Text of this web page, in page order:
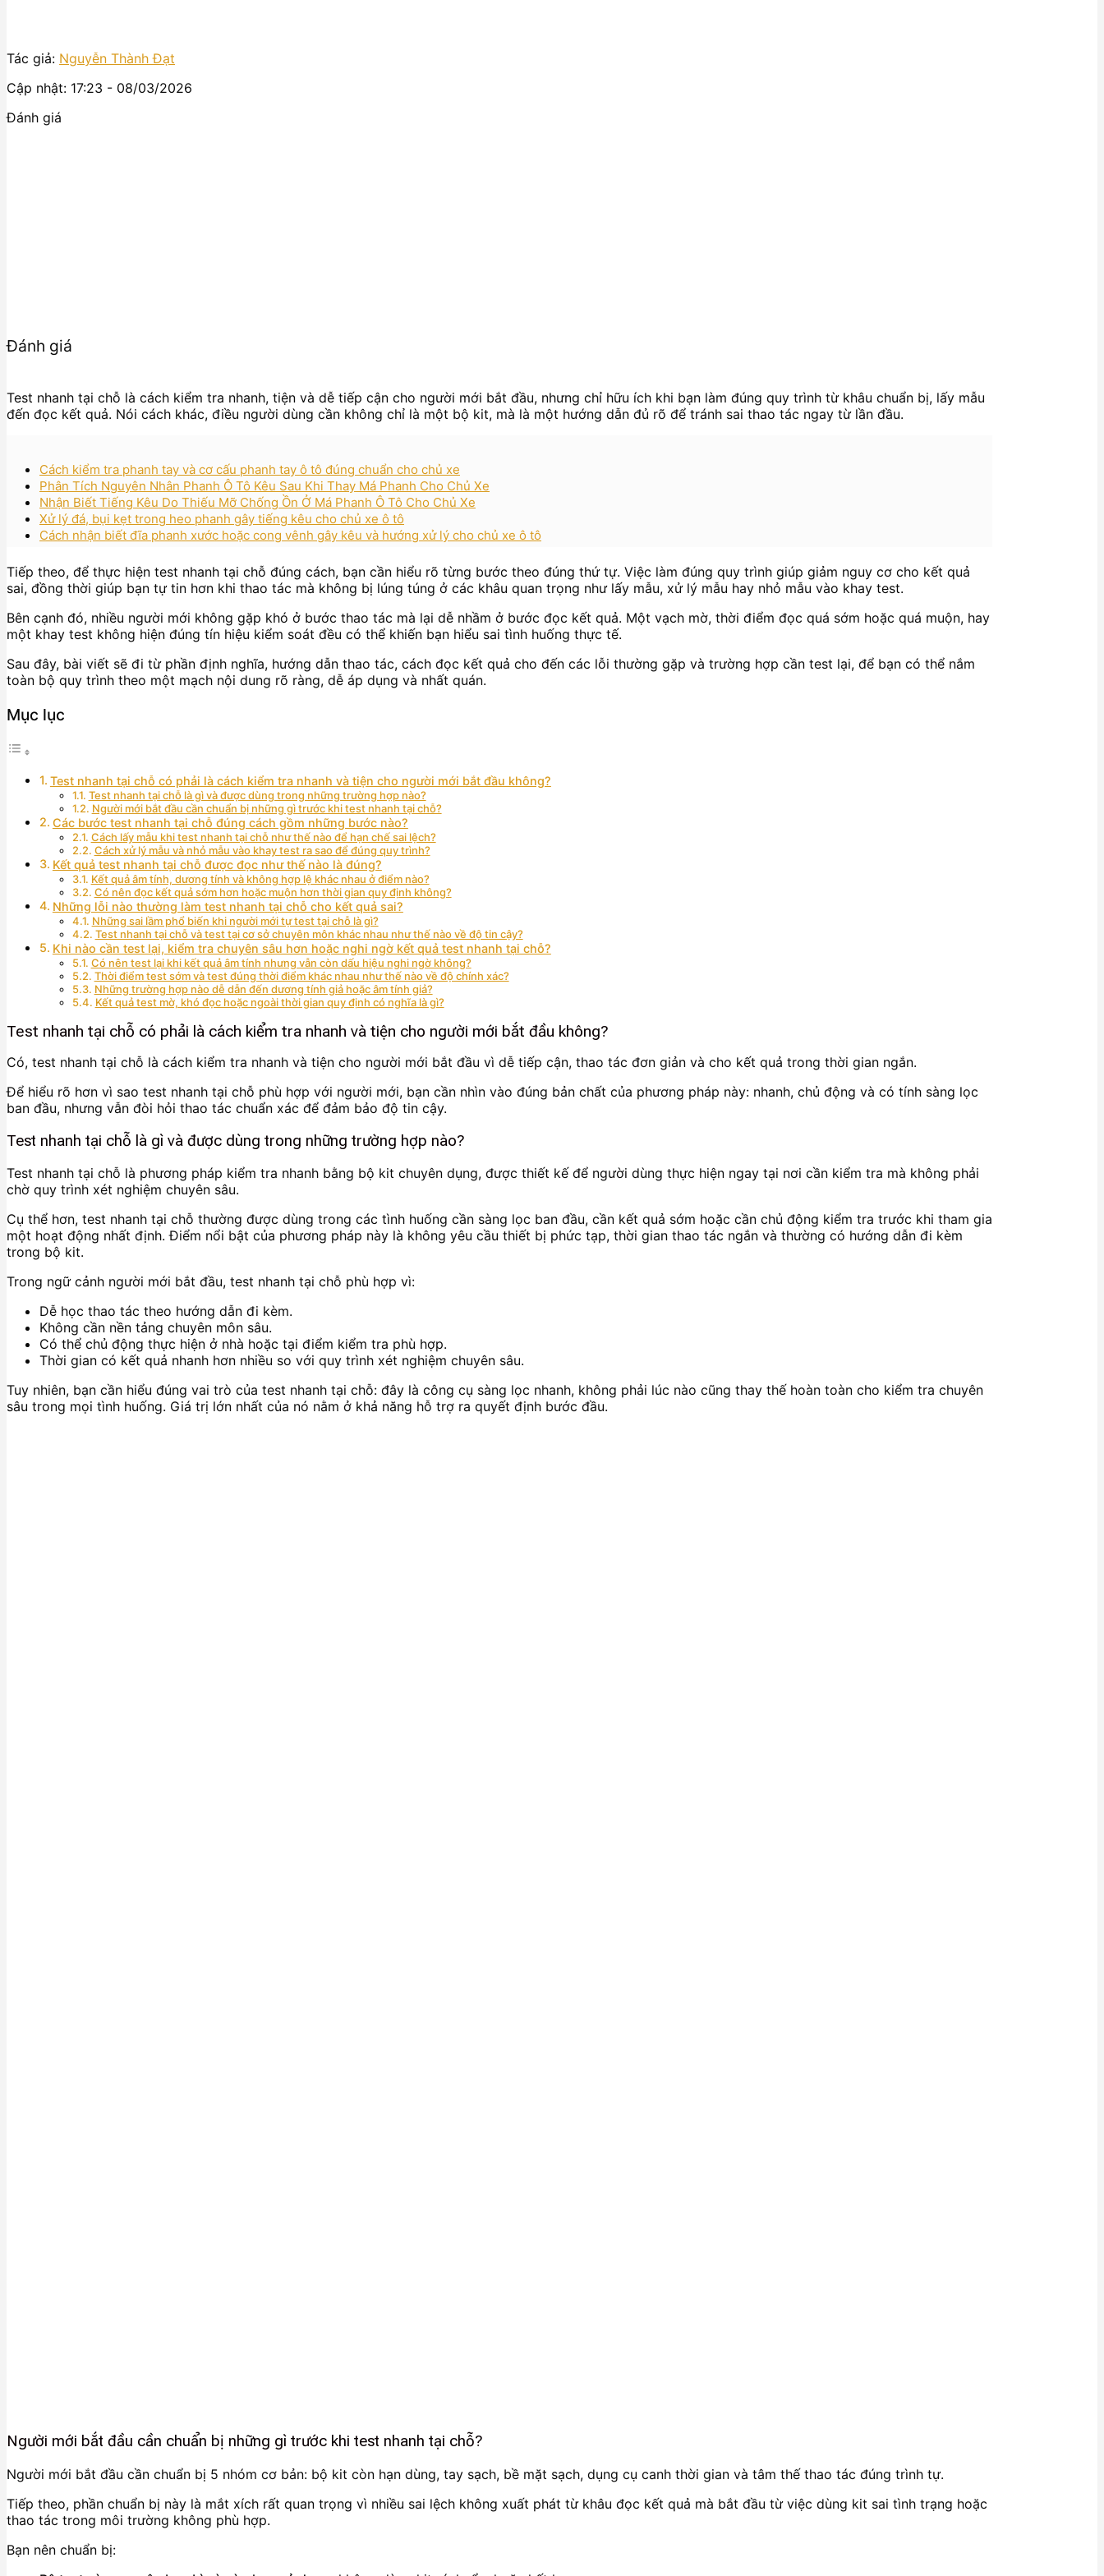
Tác giả: Nguyễn Thành Đạt
Cập nhật: 17:23 - 08/03/2026
Đánh giá
Đánh giá
Test nhanh tại chỗ là cách kiểm tra nhanh, tiện và dễ tiếp cận cho người mới bắt đầu, nhưng chỉ hữu ích khi bạn làm đúng quy trình từ khâu chuẩn bị, lấy mẫu
đến đọc kết quả. Nói cách khác, điều người dùng cần không chỉ là một bộ kit, mà là một hướng dẫn đủ rõ để tránh sai thao tác ngay từ lần đầu.
Cách kiểm tra phanh tay và cơ cấu phanh tay ô tô đúng chuẩn cho chủ xe
Phân Tích Nguyên Nhân Phanh Ô Tô Kêu Sau Khi Thay Má Phanh Cho Chủ Xe
Nhận Biết Tiếng Kêu Do Thiếu Mỡ Chống Ồn Ở Má Phanh Ô Tô Cho Chủ Xe
Xử lý đá, bụi kẹt trong heo phanh gây tiếng kêu cho chủ xe ô tô
Cách nhận biết đĩa phanh xước hoặc cong vênh gây kêu và hướng xử lý cho chủ xe ô tô
Tiếp theo, để thực hiện test nhanh tại chỗ đúng cách, bạn cần hiểu rõ từng bước theo đúng thứ tự. Việc làm đúng quy trình giúp giảm nguy cơ cho kết quả
sai, đồng thời giúp bạn tự tin hơn khi thao tác mà không bị lúng túng ở các khâu quan trọng như lấy mẫu, xử lý mẫu hay nhỏ mẫu vào khay test.
Bên cạnh đó, nhiều người mới không gặp khó ở bước thao tác mà lại dễ nhầm ở bước đọc kết quả. Một vạch mờ, thời điểm đọc quá sớm hoặc quá muộn, hay
một khay test không hiện đúng tín hiệu kiểm soát đều có thể khiến bạn hiểu sai tình huống thực tế.
Sau đây, bài viết sẽ đi từ phần định nghĩa, hướng dẫn thao tác, cách đọc kết quả cho đến các lỗi thường gặp và trường hợp cần test lại, để bạn có thể nắm
toàn bộ quy trình theo một mạch nội dung rõ ràng, dễ áp dụng và nhất quán.
Mục lục
Test nhanh tại chỗ có phải là cách kiểm tra nhanh và tiện cho người mới bắt đầu không?
Test nhanh tại chỗ là gì và được dùng trong những trường hợp nào?
Người mới bắt đầu cần chuẩn bị những gì trước khi test nhanh tại chỗ?
Các bước test nhanh tại chỗ đúng cách gồm những bước nào?
Cách lấy mẫu khi test nhanh tại chỗ như thế nào để hạn chế sai lệch?
Cách xử lý mẫu và nhỏ mẫu vào khay test ra sao để đúng quy trình?
Kết quả test nhanh tại chỗ được đọc như thế nào là đúng?
Kết quả âm tính, dương tính và không hợp lệ khác nhau ở điểm nào?
Có nên đọc kết quả sớm hơn hoặc muộn hơn thời gian quy định không?
Những lỗi nào thường làm test nhanh tại chỗ cho kết quả sai?
Những sai lầm phổ biến khi người mới tự test tại chỗ là gì?
Test nhanh tại chỗ và test tại cơ sở chuyên môn khác nhau như thế nào về độ tin cậy?
Khi nào cần test lại, kiểm tra chuyên sâu hơn hoặc nghi ngờ kết quả test nhanh tại chỗ?
Có nên test lại khi kết quả âm tính nhưng vẫn còn dấu hiệu nghi ngờ không?
Thời điểm test sớm và test đúng thời điểm khác nhau như thế nào về độ chính xác?
Những trường hợp nào dễ dẫn đến dương tính giả hoặc âm tính giả?
Kết quả test mờ, khó đọc hoặc ngoài thời gian quy định có nghĩa là gì?
Test nhanh tại chỗ có phải là cách kiểm tra nhanh và tiện cho người mới bắt đầu không?
Có, test nhanh tại chỗ là cách kiểm tra nhanh và tiện cho người mới bắt đầu vì dễ tiếp cận, thao tác đơn giản và cho kết quả trong thời gian ngắn.
Để hiểu rõ hơn vì sao test nhanh tại chỗ phù hợp với người mới, bạn cần nhìn vào đúng bản chất của phương pháp này: nhanh, chủ động và có tính sàng lọc
ban đầu, nhưng vẫn đòi hỏi thao tác chuẩn xác để đảm bảo độ tin cậy.
Test nhanh tại chỗ là gì và được dùng trong những trường hợp nào?
Test nhanh tại chỗ là phương pháp kiểm tra nhanh bằng bộ kit chuyên dụng, được thiết kế để người dùng thực hiện ngay tại nơi cần kiểm tra mà không phải
chờ quy trình xét nghiệm chuyên sâu.
Cụ thể hơn, test nhanh tại chỗ thường được dùng trong các tình huống cần sàng lọc ban đầu, cần kết quả sớm hoặc cần chủ động kiểm tra trước khi tham gia
một hoạt động nhất định. Điểm nổi bật của phương pháp này là không yêu cầu thiết bị phức tạp, thời gian thao tác ngắn và thường có hướng dẫn đi kèm
trong bộ kit.
Trong ngữ cảnh người mới bắt đầu, test nhanh tại chỗ phù hợp vì:
Dễ học thao tác theo hướng dẫn đi kèm.
Không cần nền tảng chuyên môn sâu.
Có thể chủ động thực hiện ở nhà hoặc tại điểm kiểm tra phù hợp.
Thời gian có kết quả nhanh hơn nhiều so với quy trình xét nghiệm chuyên sâu.
Tuy nhiên, bạn cần hiểu đúng vai trò của test nhanh tại chỗ: đây là công cụ sàng lọc nhanh, không phải lúc nào cũng thay thế hoàn toàn cho kiểm tra chuyên
sâu trong mọi tình huống. Giá trị lớn nhất của nó nằm ở khả năng hỗ trợ ra quyết định bước đầu.
Người mới bắt đầu cần chuẩn bị những gì trước khi test nhanh tại chỗ?
Người mới bắt đầu cần chuẩn bị 5 nhóm cơ bản: bộ kit còn hạn dùng, tay sạch, bề mặt sạch, dụng cụ canh thời gian và tâm thế thao tác đúng trình tự.
Tiếp theo, phần chuẩn bị này là mắt xích rất quan trọng vì nhiều sai lệch không xuất phát từ khâu đọc kết quả mà bắt đầu từ việc dùng kit sai tình trạng hoặc
thao tác trong môi trường không phù hợp.
Bạn nên chuẩn bị: